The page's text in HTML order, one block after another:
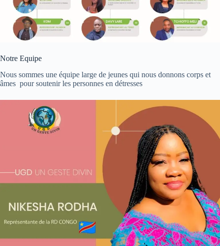
Notre Equipe
Nous sommes une équipe large de jeunes qui nous donnons corps et
âmes pour soutenir les personnes en détresses